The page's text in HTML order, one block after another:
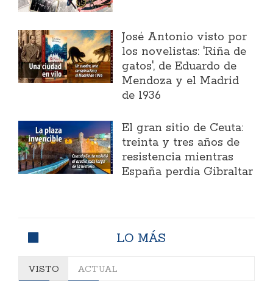
José Antonio visto por
los novelistas: 'Riña de
gatos', de Eduardo de
Mendoza y el Madrid
de 1936
El gran sitio de Ceuta:
treinta y tres años de
resistencia mientras
España perdía Gibraltar
LO MÁS
VISTO ACTUAL